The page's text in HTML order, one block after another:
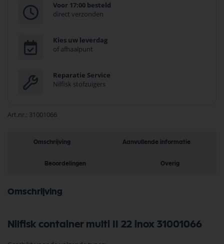
Voor 17:00 besteld
direct verzonden
Kies uw leverdag
of afhaalpunt
Reparatie Service
Nilfisk stofzuigers
Art.nr. 31001066
Omschrijving Aanvullende informatie
Beoordelingen Overig
Omschrijving
Nilfisk container multi II 22 inox 31001066